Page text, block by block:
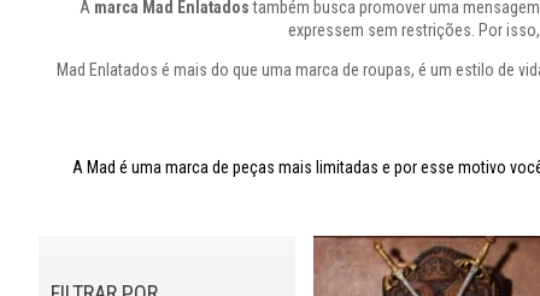
A marca Mad Enlatadostambém busca promover uma
expressem sem restrições. Por
Mad Enlatados é mais do que uma marca de roupas, é um estilo de
A Mad é uma marca de peças mais limitadas e por esse motivo